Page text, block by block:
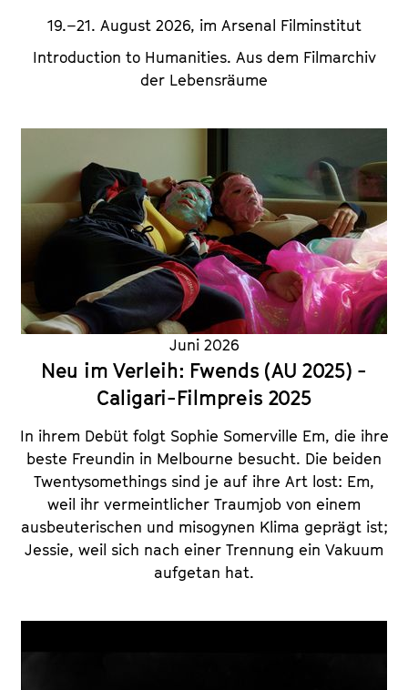
19.–21. August 2026, im Arsenal Filminstitut
Introduction to Humanities. Aus dem Filmarchiv
der Lebensräume
Juni 2026
Neu im Verleih: Fwends (AU 2025) -
Caligari-Filmpreis 2025
In ihrem Debüt folgt Sophie Somerville Em, die ihre
beste Freundin in Melbourne besucht. Die beiden
Twentysomethings sind je auf ihre Art lost: Em,
weil ihr vermeintlicher Traumjob von einem
ausbeuterischen und misogynen Klima geprägt ist;
Jessie, weil sich nach einer Trennung ein Vakuum
aufgetan hat.